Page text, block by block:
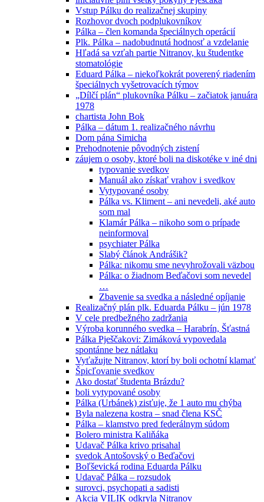
Vstup Pálku do realizačnej skupiny
Rozhovor dvoch podplukovníkov
Pálka – člen komanda špeciálnych operácií
Plk. Pálka – nadobudnutá hodnosť a vzdelanie
Hľadá sa vzťah partie Nitranov, ku študentke
stomatológie
Eduard Pálka – niekoľkokrát poverený riadením
špeciálnych vyšetrovacích týmov
„Dílčí plán“ plukovníka Pálku – začiatok januára
1978
chartista John Bok
Pálka – dátum 1. realizačného návrhu
Dom pána Simicha
Prehodnotenie pôvodných zistení
záujem o osoby, ktoré boli na diskotéke v iné dni
typovanie svedkov
Manuál ako získať vrahov i svedkov
Vytypované osoby
Pálka vs. Kliment – ani nevedeli, aké auto
som mal
Klamár Pálka – nikoho som o prípade
neinformoval
psychiater Pálka
Slabý článok Andrášik?
Pálka: nikomu sme nevyhrožovali väzbou
Pálka: o žiadnom Beďačovi som nevedel
…
Zbavenie sa svedka a následné opíjanie
Realizačný plán plk. Eduarda Pálku – jún 1978
V cele predbežného zadržania
Výroba korunného svedka – Harabrín, Šťastná
Pálka Pješčakovi: Zimáková vypovedala
spontánne bez nátlaku
Vyťažujte Nitranov, ktorí by boli ochotní klamať
Špicľovanie svedkov
Ako dostať študenta Brázdu?
boli vytypované osoby
Pálka (Urbánek) zisťuje, že 1 auto mu chýba
Byla nalezena kostra – snad člena KSČ
Pálka – klamstvo pred federálnym súdom
Bolero ministra Kaliňáka
Udavač Pálka krivo prisahal
svedok Antošovský o Beďačovi
Boľševická rodina Eduarda Pálku
Udavač Pálka – rozsudok
surovci, psychopati a sadisti
Akcia VILIK odkryla Nitranov